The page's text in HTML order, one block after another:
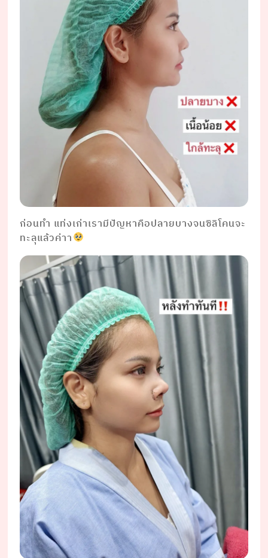
ก่อนทำ แท่งเก่าเรามีปัญหาคือปลายบางจนซิลิโคนจะ
ทะลุแล้วค่าา